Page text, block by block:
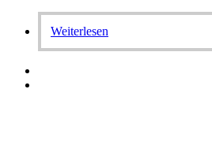
Weiterlesen